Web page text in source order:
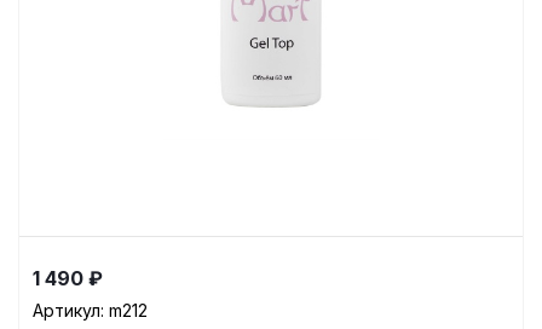
1 490 ₽
Артикул: m212